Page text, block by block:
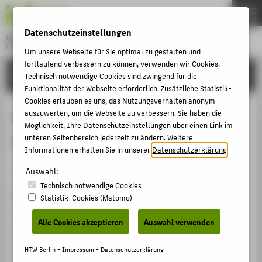
Hochschule für Technik und Wirtschaft Berlin
University of Applied Sciences
Menu
FORSCHUNG
Microscopic Investigations of
Historical Film Colours
Veranstaltungsbeitrag › Vortrag › 2022
Veranstaltung
Youth in Conservation of Cultural Heritage (YOCOCU)
09.12.2022
THEMEN
HOCHSCHULE
CAMPUS
STUDIUM
LEHRE
KARRIERE
INTERNATIONAL
INFORMATIONEN FÜR
Datenschutzeinstellungen
Um unsere Webseite für Sie optimal zu gestalten und
fortlaufend verbessern zu können, verwenden wir Cookies.
Technisch notwendige Cookies sind zwingend für die
Funktionalität der Webseite erforderlich. Zusätzliche Statistik-
Cookies erlauben es uns, das Nutzungsverhalten anonym
auszuwerten, um die Webseite zu verbessern. Sie haben die
Möglichkeit, Ihre Datenschutzeinstellungen über einen Link im
unteren Seitenbereich jederzeit zu ändern. Weitere
Informationen erhalten Sie in unsererDatenschutzerklärung
Auswahl:
Technisch notwendige Cookies
Statistik-Cookies (Matomo)
Alle Cookies akzeptieren Auswahl verwenden
HTW Berlin -Impressum- Datenschutzerklärung